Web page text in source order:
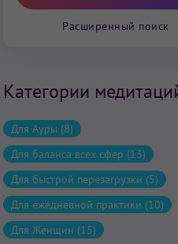
Расширенный поиск
Категории
Для Ауры (8)
Для баланса всех сфер (13)
Для быстрой перезагрузки (5)
Для ежедневной практики (10)
Для Женщин (15)